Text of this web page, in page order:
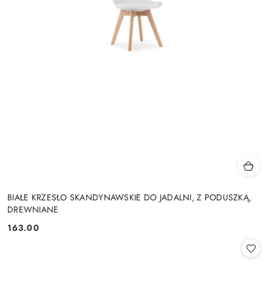
BIAŁE KRZESŁO SKANDYNAWSKIE DO JADALNI, Z PODUSZKĄ,
DREWNIANE
Cena:
163.00